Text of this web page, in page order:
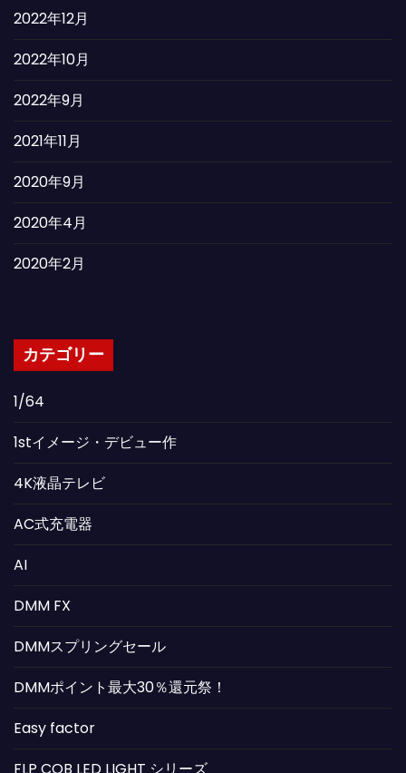
2022年12月
2022年10月
2022年9月
2021年11月
2020年9月
2020年4月
2020年2月
カテゴリー
1/64
1stイメージ・デビュー作
4K液晶テレビ
AC式充電器
AI
DMM FX
DMMスプリングセール
DMMポイント最大30％還元祭！
Easy factor